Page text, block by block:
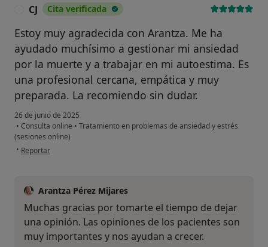
CJ Cita verificada
Estoy muy agradecida con Arantza. Me ha
ayudado muchísimo a gestionar mi ansiedad
por la muerte y a trabajar en mi autoestima. Es
una profesional cercana, empática y muy
preparada. La recomiendo sin dudar.
26 de junio de 2025
• Consulta online • Tratamiento en problemas de ansiedad y estrés
(sesiones online)
• en opinión del usuario CJ
Reportar
Arantza Pérez Mijares
Muchas gracias por tomarte el tiempo de dejar
una opinión. Las opiniones de los pacientes son
muy importantes y nos ayudan a crecer.